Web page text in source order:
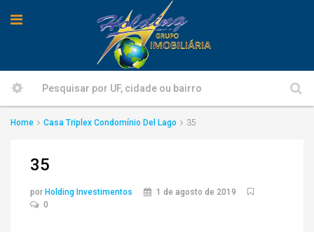
Home Casa Triplex Condomínio Del Lago 35
35
por Holding Investimentos
1 de agosto de 2019
0